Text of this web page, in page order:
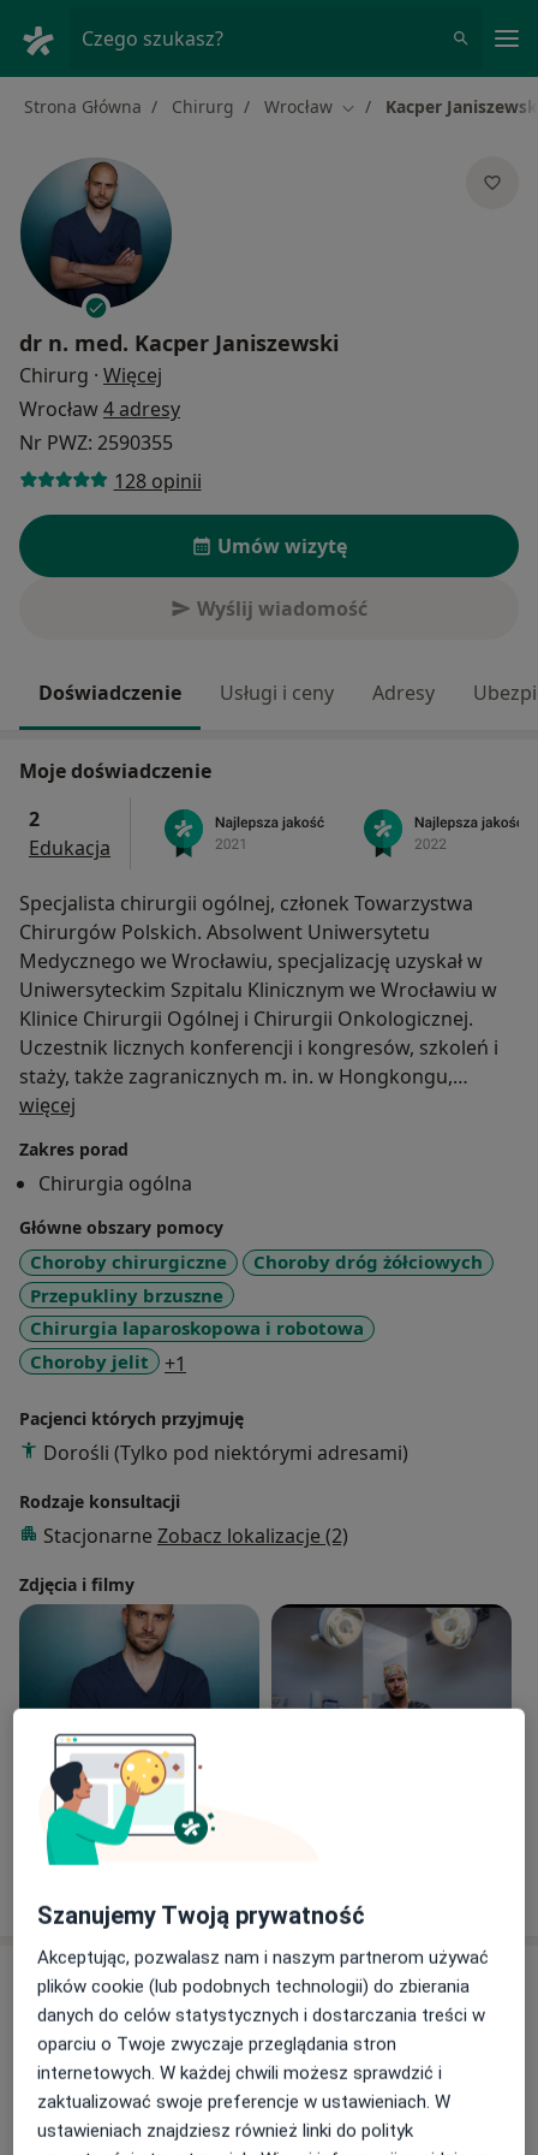
Czego szukasz?
Strona Główna Chirurg Wrocław Zmień miasto
Kacper
dr n. med. Kacper Janiszewski
Chirurg · Więcej
Wrocław4 adresy
Nr PWZ: 2590355
128 opinii
Umów wizytę
Wyślij wiadomość
Doświadczenie Usługi i ceny Adresy
Moje doświadczenie
2
Edukacja
Specjalista chirurgii ogólnej, członek Towarzystwa
Chirurgów Polskich. Absolwent Uniwersytetu
Medycznego we Wrocławiu, specjalizację uzyskał w
Uniwersyteckim Szpitalu Klinicznym we Wrocławiu w
Klinice Chirurgii Ogólnej i Chirurgii Onkologicznej.
Uczestnik licznych konferencji i kongresów, szkoleń i
staży, także zagranicznych m. in. w Hongkongu,
Insbrucku, Lubljanie, Strasburgu. Pasją doktora
i chirurgia przewodu pokarmowego, chirurgia
onkologiczna, w kręgu jego zainteresowań jest także
chirurgia przepuklin brzusznych. Specjalista chirurgii
laparoskopowej, w trakcie certyfikacji chirurgii
robotowej. Obecnie pracuje jako starszy asystent w
szpitalu św. Łukasza w Bolesławcu.
Uniwersytecki Szpital Kliniczny we Wrocławiu, Klinika
Szpital św. Łukasza w Bolesławcu - starszy asystent
EMC Instytut Medyczny Wrocław
więcej
Zakres porad
Chirurgia ogólna
Główne obszary pomocy
Choroby chirurgiczne
Choroby dróg żółciowych
Przepukliny brzuszne
Chirurgia laparoskopowa i robotowa
Choroby jelit
+1
Pacjenci których przyjmuję
Dorośli (Tylko pod niektórymi adresami)
Rodzaje konsultacji
Stacjonarne Zobacz lokalizacje (2)
Zdjęcia i filmy
Zobacz galerię (4)
o doświadczeniu
Usługi i ceny
Konsultacja chirurgiczna
Od 400 zł Szczegóły Umów wizytę
Konsultacja chirurgiczna (kolejna wizyta)
Szanujemy Twoją prywatność
Akceptując, pozwalasz nam i naszym partnerom używać
plików cookie (lub podobnych technologii) do zbierania
danych do celów statystycznych i dostarczania treści w
oparciu o Twoje zwyczaje przeglądania stron
internetowych. W każdej chwili możesz sprawdzić i
zaktualizować swoje preferencje w ustawieniach. W
ustawieniach znajdziesz również linki do polityk